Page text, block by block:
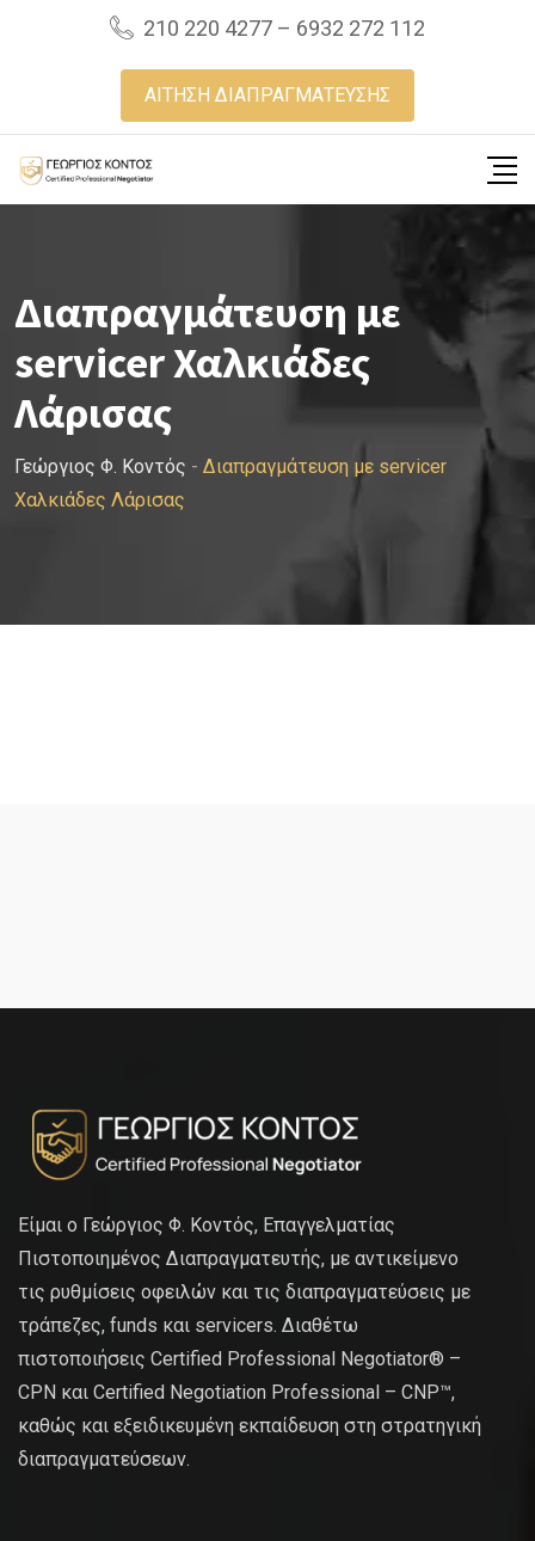
210 220 4277 – 6932 272 112
ΑΙΤΗΣΗ ΔΙΑΠΡΑΓΜΑΤΕΥΣΗΣ
Διαπραγμάτευση με
servicer Χαλκιάδες
Λάρισας
Γεώργιος Φ. Κοντός - Διαπραγμάτευση με servicer
Χαλκιάδες Λάρισας
Είμαι ο Γεώργιος Φ. Κοντός, Επαγγελματίας
Πιστοποιημένος Διαπραγματευτής, με αντικείμενο
τις ρυθμίσεις οφειλών και τις διαπραγματεύσεις με
τράπεζες, funds και servicers. Διαθέτω
πιστοποιήσεις Certified Professional Negotiator® –
CPN και Certified Negotiation Professional – CNP™,
καθώς και εξειδικευμένη εκπαίδευση στη στρατηγική
διαπραγματεύσεων.